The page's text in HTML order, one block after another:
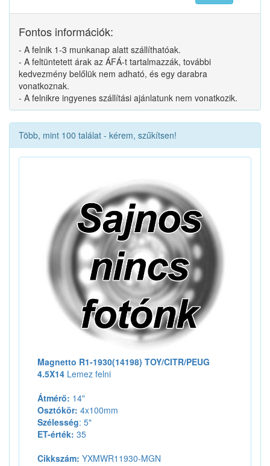
Fontos információk:
- A felnik 1-3 munkanap alatt szállíthatóak.
- A feltüntetett árak az ÁFÁ-t tartalmazzák, további
kedvezmény belőlük nem adható, és egy darabra
vonatkoznak.
- A felnikre ingyenes szállítási ajánlatunk nem vonatkozik.
Több, mint 100 találat - kérem, szűkítsen!
Magnetto R1-1930(14198) TOY/CITR/PEUG
4.5X14 Lemez felni
Átmérő: 14"
Osztókör: 4x100mm
Szélesség: 5"
ET-érték: 35
Cikkszám: YXMWR11930-MGN